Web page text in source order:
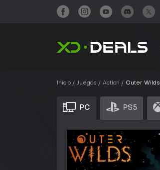
Inicio Juegos Action Outer Wilds
PC PS5